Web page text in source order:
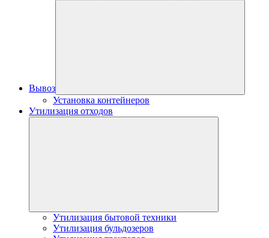
Вывоз
Установка контейнеров
Утилизация отходов
Утилизация бытовой техники
Утилизация бульдозеров